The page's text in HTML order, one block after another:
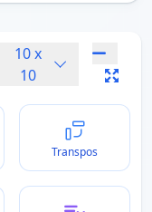
10 x
10
Transpos